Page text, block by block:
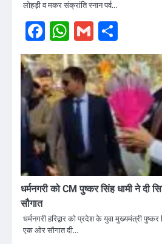
लोहड़ी व मकर संक्रांति स्नान पर्व…
Facebook
WhatsApp
Gmail
धर्मनगरी को CM पुष्कर सिंह धामी ने दी
सौगात
धर्मनगरी हरिद्वार को प्रदेश के युवा मुख्यमंत्री
एक ओर सौगात दी…